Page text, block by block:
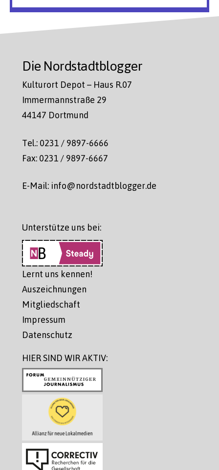
Die Nordstadtblogger
Kulturort Depot – Haus R.07
Immermannstraße 29
44147 Dortmund
Tel.: 0231 / 9897-6666
Fax: 0231 / 9897-6667
E-Mail: info@nordstadtblogger.de
Unterstütze uns bei:
Lernt uns kennen!
Auszeichnungen
Mitgliedschaft
Impressum
Datenschutz
HIER SIND WIR AKTIV: